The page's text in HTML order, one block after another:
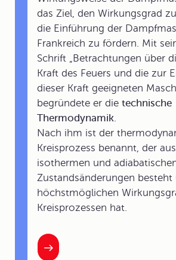
das Ziel, den Wirkungsgrad
die Einführung der
Frankreich zu fördern. Mit
Schrift „Betrachtungen über
Kraft des Feuers und die zur
dieser Kraft geeigneten
begründete er die technische
Thermodynamik.
Nach ihm ist der
Kreisprozess benannt, der
isothermen und
Zustandsänderungen besteht
höchstmöglichen
Kreisprozessen hat.